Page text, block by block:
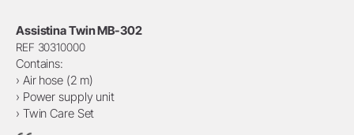
Assistina Twin MB-302
REF 30310000
Contains:
› Air hose (2 m)
› Power supply unit
› Twin Care Set